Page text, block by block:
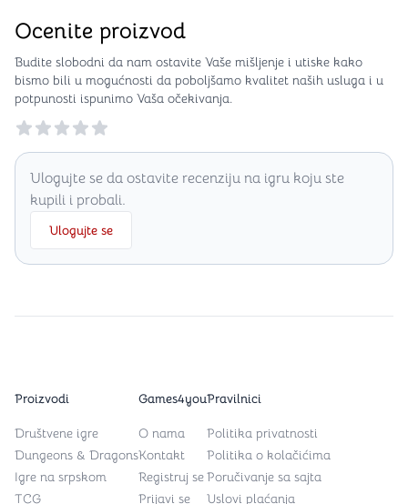
Ocenite proizvod
Budite slobodni da nam ostavite Vaše mišljenje i utiske kako
bismo bili u mogućnosti da poboljšamo kvalitet naših usluga i u
potpunosti ispunimo Vaša očekivanja.
Reviews
Ulogujte se da ostavite recenziju na igru koju ste
kupili i probali.
Ulogujte se
Proizvodi
Društvene igre
Dungeons & Dragons
Igre na srpskom
TCG
Games4you
O nama
Kontakt
Registruj se
Prijavi se
Pravilnici
Politika privatnosti
Politika o kolačićima
Poručivanje sa sajta
Uslovi plaćanja